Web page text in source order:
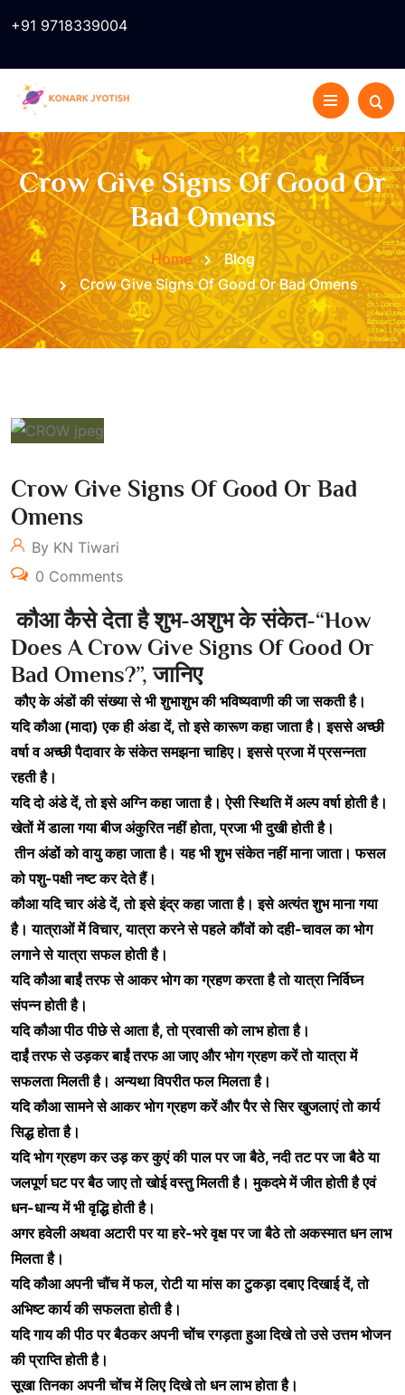
+91 9718339004
Crow Give Signs Of Good Or
Bad Omens
Home
Blog
Crow Give Signs Of Good Or Bad Omens
Crow Give Signs Of Good Or Bad
Omens
By KN Tiwari
0 Comments
कौआकैसेदेताहैशुभ-अशुभकेसंकेत-“How
Does A Crow Give Signs Of Good Or
Bad Omens?”,जानिए
कौए के अंडों की संख्या से भी शुभाशुभ की भविष्यवाणी की जा सकती है।
यदि कौआ (मादा) एक ही अंडा दें, तो इसे कारूण कहा जाता है। इससे अच्छी
वर्षा व अच्छी पैदावार के संकेत समझना चाहिए। इससे प्रजा में प्रसन्नता
रहती है।
यदि दो अंडे दें, तो इसे अग्नि कहा जाता है। ऐसी स्थिति में अल्प वर्षा होती है।
खेतों में डाला गया बीज अंकुरित नहीं होता, प्रजा भी दुखी होती है।
तीन अंडों को वायु कहा जाता है। यह भी शुभ संकेत नहीं माना जाता। फसल
को पशु-पक्षी नष्ट कर देते हैं।
कौआ यदि चार अंडे दें, तो इसे इंद्र कहा जाता है। इसे अत्यंत शुभ माना गया
है। यात्राओं में विचार, यात्रा करने से पहले कौंवों को दही-चावल का भोग
लगाने से यात्रा सफल होती है।
यदि कौआ बाईं तरफ से आकर भोग का ग्रहण करता है तो यात्रा निर्विघ्न
संपन्न होती है।
यदि कौआ पीठ पीछे से आता है, तो प्रवासी को लाभ होता है।
दाईं तरफ से उड़कर बाईं तरफ आ जाए और भोग ग्रहण करें तो यात्रा में
सफलता मिलती है। अन्यथा विपरीत फल मिलता है।
यदि कौआ सामने से आकर भोग ग्रहण करें और पैर से सिर खुजलाएं तो कार्य
सिद्ध होता है।
यदि भोग ग्रहण कर उड़ कर कुएं की पाल पर जा बैठे, नदी तट पर जा बैठे या
जलपूर्ण घट पर बैठ जाए तो खोई वस्तु मिलती है। मुकदमे में जीत होती है एवं
धन-धान्य में भी वृद्धि होती है।
अगर हवेली अथवा अटारी पर या हरे-भरे वृक्ष पर जा बैठे तो अकस्मात धन लाभ
मिलता है।
यदि कौआ अपनी चौंच में फल, रोटी या मांस का टुकड़ा दबाए दिखाई दें, तो
अभिष्ट कार्य की सफलता होती है।
यदि गाय की पीठ पर बैठकर अपनी चोंच रगड़ता हुआ दिखे तो उसे उत्तम भोजन
की प्राप्ति होती है।
सूखा तिनका अपनी चोंच में लिए दिखे तो धन लाभ होता है।